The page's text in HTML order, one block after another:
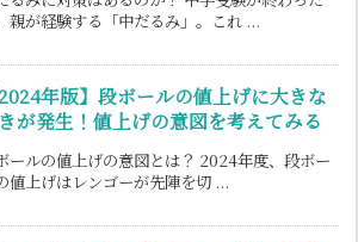
親が経験する「中だるみ」。これ ...
2024年版】段ボールの値上げに大きな
が発生！値上げの意図を考えてみる
ールの値上げの意図とは？ 2024年度、段ボー
値上げはレンゴーが先陣を切 ...